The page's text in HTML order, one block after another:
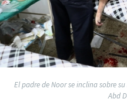
El padre de Noor se inclina sobre
Abd